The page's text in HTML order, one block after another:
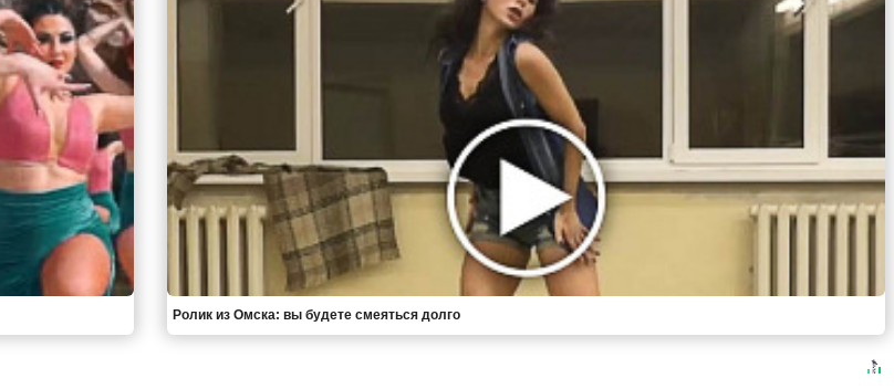
Ролик из Омска: вы будете смеяться долго